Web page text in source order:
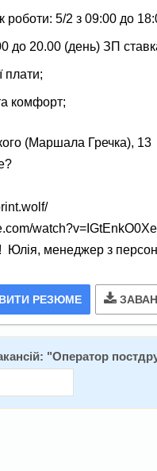
роботи: 5/2 з 09:00 до
до 20.00 (день) ЗП
плати;
комфорт;
(Маршала Гречка), 13
Юлія, менеджер з
РЕЗЮМЕ
"Оператор